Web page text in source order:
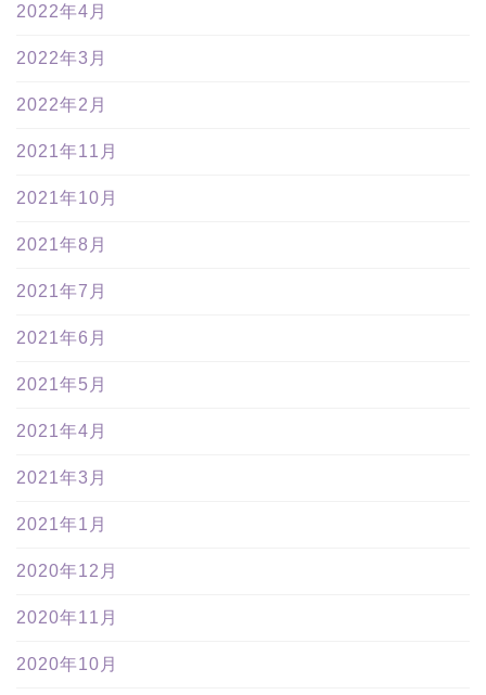
2022年4月
2022年3月
2022年2月
2021年11月
2021年10月
2021年8月
2021年7月
2021年6月
2021年5月
2021年4月
2021年3月
2021年1月
2020年12月
2020年11月
2020年10月